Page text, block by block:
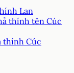
Lan
thính tên Cúc
thính Cúc